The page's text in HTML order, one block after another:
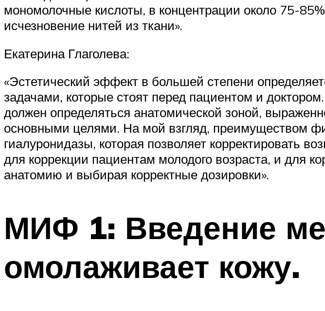
мономолочные кислоты, в концентрации около 75-
исчезновение нитей из ткани».
Екатерина Глаголева:
«Эстетический эффект в большей степени
задачами, которые стоят перед пациентом и
должен определяться анатомической зоной,
основными целями. На мой взгляд, преимуществом
гиалуронидазы, которая позволяет корректировать
для коррекции пациентам молодого возраста, и для
анатомию и выбирая корректные дозировки».
МИФ 1: Введение
омолаживает кожу.